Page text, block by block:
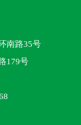
南路35号
179号